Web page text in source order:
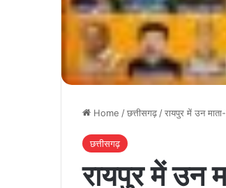
Home /छत्तीसगढ़ /रायपुर में उन
छत्तीसगढ़
रायपुर में उन